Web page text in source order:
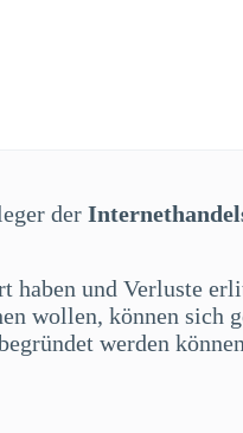
der
und Verluste
wollen, können sich
werden